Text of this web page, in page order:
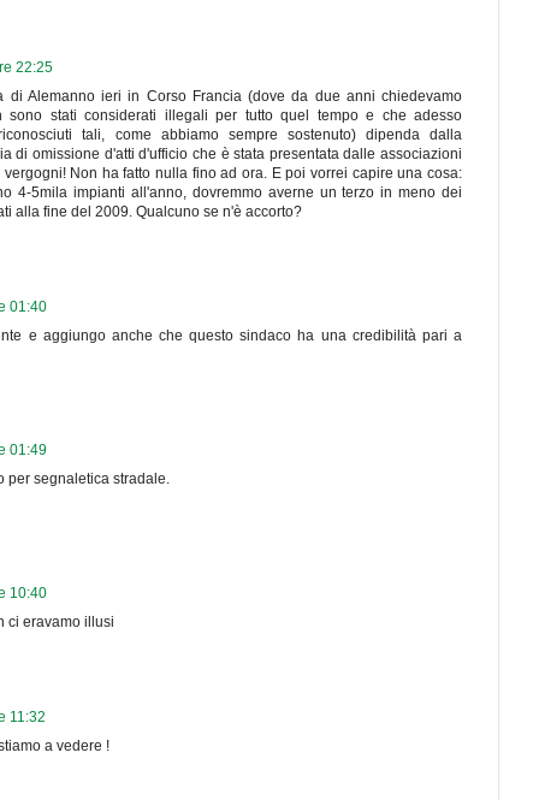
22:25
di Alemanno ieri in Corso Francia (dove da due anni chiedevamo
sono stati considerati illegali per tutto quel tempo e che adesso
tali, come abbiamo sempre sostenuto) dipenda dalla
di omissione d'atti d'ufficio che è stata presentata dalle associazioni
Non ha fatto nulla fino ad ora. E poi vorrei capire una cosa:
4-5mila impianti all'anno, dovremmo averne un terzo in meno dei
alla fine del 2009. Qualcuno se n'è accorto?
01:40
e aggiungo anche che questo sindaco ha una credibilità pari a
01:49
segnaletica stradale.
10:40
ci eravamo illusi
11:32
a vedere !